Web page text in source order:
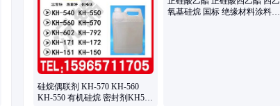
硅烷偶联剂 KH-570 KH-560
KH-550 有机硅烷 密封剂KH570
氧基硅烷 国标 绝缘材料涂料处